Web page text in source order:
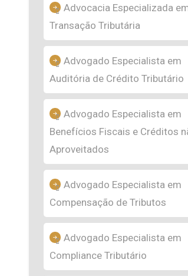
Advocacia Especializada
Transação Tributária
Advogado Especialista em
Auditória de Crédito Tributário
Advogado Especialista em
Benefícios Fiscais e Créditos
Aproveitados
Advogado Especialista em
Compensação de Tributos
Advogado Especialista em
Compliance Tributário